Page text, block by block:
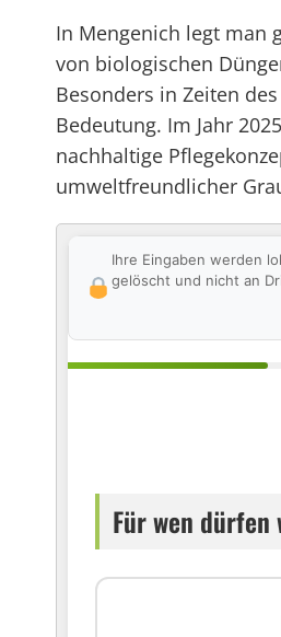
In Mengenich legt man
von biologischen
Besonders in Zeiten
Bedeutung. Im Jahr
nachhaltige
umweltfreundlicher
Ihre Eingaben werden
gelöscht und nicht an
Für wen